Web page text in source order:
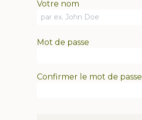
Votre nom
Mot de passe
Confirmer le mot de passe